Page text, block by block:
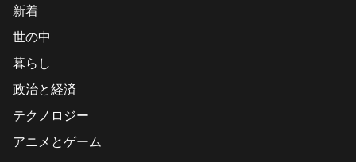
新着
世の中
暮らし
政治と経済
テクノロジー
アニメとゲーム